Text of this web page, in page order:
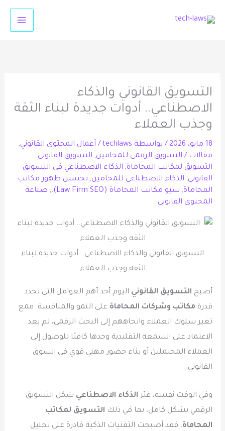
التسويق القانوني والذكاء
الاصطناعي.. أدوات جديدة لبناء الثقة
وجذب العملاء
18 مايو، 2026 / بواسطة techlaws
/ أعمال المحتوى القانوني,
مقالات / التسويق الرقمي للمحامين, التسويق القانوني,
التسويق لمكاتب المحاماة, الذكاء الاصطناعي في التسويق
القانوني, الذكاء الاصطناعي للمحامين, تحسين ظهور مكاتب
المحاماة, سيو مكاتب المحاماة (Law Firm SEO). , صناعة
المحتوى القانوني
التسويق القانوني والذكاء الاصطناعي.. أدوات جديدة لبناء
الثقة وجذب العملاء
أصبح التسويق القانوني اليوم أحد أهم العوامل التي تحدد
قدرة مكاتب وشركات المحاماة على النمو والمنافسة. فمع
تغير سلوك العملاء واتجاههم إلى البحث الرقمي، لم يعد
الاعتماد على السمعة التقليدية وحدها كافيًا للوصول إلى
العملاء المحتملين أو بناء حضور مهني قوي في السوق
القانوني.
وفي الوقت نفسه، غيّر الذكاء الاصطناعي شكل التسويق
الرقمي بشكل كامل، بما في ذلك التسويق لمكاتب
المحاماة. فقد أصبحت التقنيات الذكية قادرة على تحليل